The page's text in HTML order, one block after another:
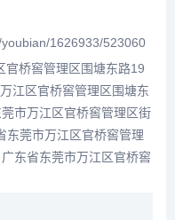
1626933/523060
官桥窖管理区围塘东路19
江区官桥窖管理区围塘东
市万江区官桥窖管理区街
东莞市万江区官桥窖管理
广东省东莞市万江区官桥窖